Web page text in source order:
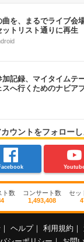
曲を、まるでライブ会
ットリスト通りに再生
加記録、マイタイムテ
スへ行くためのナビア
ウントをフォローし
ト数
コンサート数
1,493,408
セッ
ヘルプ 利用規約